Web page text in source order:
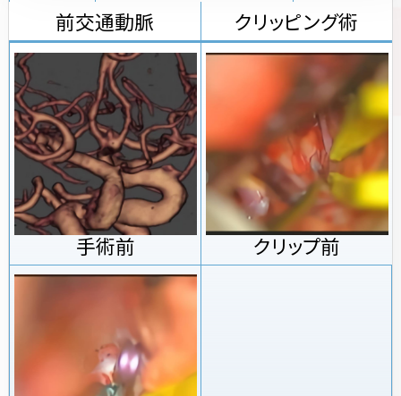
前交通動脈
クリッピング術
手術前 クリップ前